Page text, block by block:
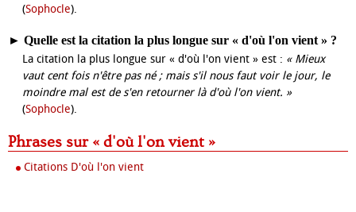
(Sophocle).
► Quelle est la citation la plus longue sur « d'où l'on vient » ?
La citation la plus longue sur « d'où l'on vient » est : « Mieux
vaut cent fois n'être pas né ; mais s'il nous faut voir le jour, le
moindre mal est de s'en retourner là d'où l'on vient. »
(Sophocle).
Phrases sur « d'où l'on vient »
Citations D'où l'on vient